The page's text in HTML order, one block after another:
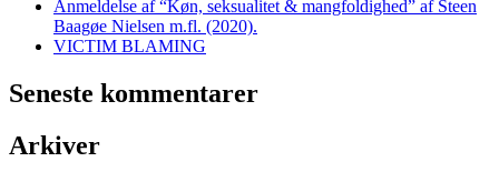
Anmeldelse af “Køn, seksualitet & mangfoldighed” af Steen
Baagøe Nielsen m.fl. (2020).
VICTIM BLAMING
Seneste kommentarer
Arkiver